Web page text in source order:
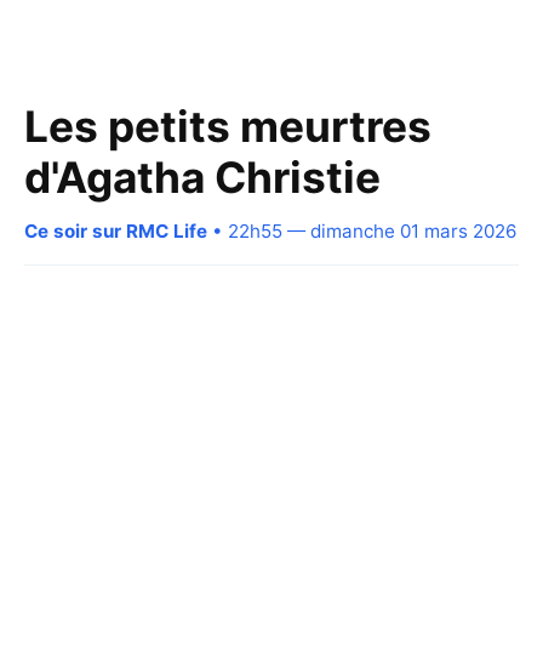
Les petits meurtres
d'Agatha Christie
Ce soir sur RMC Life • 22h55 — dimanche 01 mars 2026